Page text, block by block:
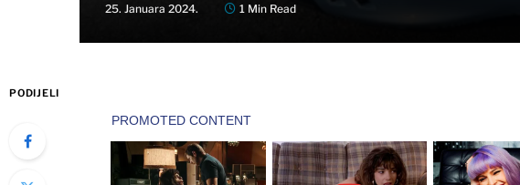
25. Januara 2024. 1 Min Read
PODIJELI